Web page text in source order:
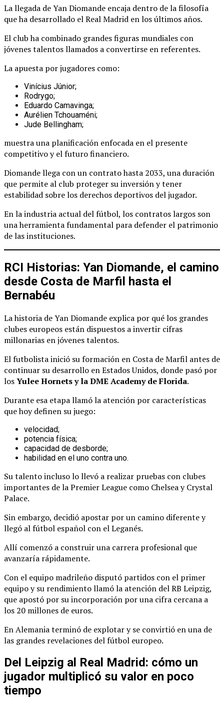
La llegada de Yan Diomande encaja dentro de la filosofía
que ha desarrollado el Real Madrid en los últimos años.
El club ha combinado grandes figuras mundiales con
jóvenes talentos llamados a convertirse en referentes.
La apuesta por jugadores como:
Vinícius Júnior;
Rodrygo;
Eduardo Camavinga;
Aurélien Tchouaméni;
Jude Bellingham;
muestra una planificación enfocada en el presente
competitivo y el futuro financiero.
Diomande llega con un contrato hasta 2033, una duración
que permite al club proteger su inversión y tener
estabilidad sobre los derechos deportivos del jugador.
En la industria actual del fútbol, los contratos largos son
una herramienta fundamental para defender el patrimonio
de las instituciones.
RCI Historias: Yan Diomande, el camino
desde Costa de Marfil hasta el
Bernabéu
La historia de Yan Diomande explica por qué los grandes
clubes europeos están dispuestos a invertir cifras
millonarias en jóvenes talentos.
El futbolista inició su formación en Costa de Marfil antes de
continuar su desarrollo en Estados Unidos, donde pasó por
losYulee Hornets y la DME Academy de Florida.
Durante esa etapa llamó la atención por características
que hoy definen su juego:
velocidad;
potencia física;
capacidad de desborde;
habilidad en el uno contra uno.
Su talento incluso lo llevó a realizar pruebas con clubes
importantes de la Premier League como Chelsea y Crystal
Palace.
Sin embargo, decidió apostar por un camino diferente y
llegó al fútbol español con el Leganés.
Allí comenzó a construir una carrera profesional que
avanzaría rápidamente.
Con el equipo madrileño disputó partidos con el primer
equipo y su rendimiento llamó la atención del RB Leipzig,
que apostó por su incorporación por una cifra cercana a
los 20 millones de euros.
En Alemania terminó de explotar y se convirtió en una de
las grandes revelaciones del fútbol europeo.
Del Leipzig al Real Madrid: cómo un
jugador multiplicó su valor en poco
tiempo